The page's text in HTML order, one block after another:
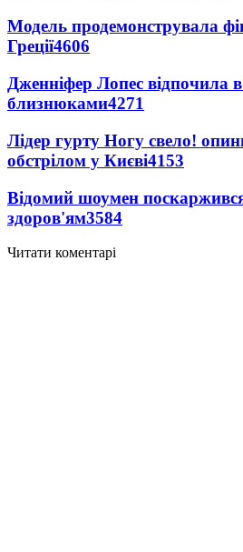
Модель продемонструвала
Греції4606
Дженніфер Лопес відпочила в
близнюками4271
Лідер гурту Ногу свело!
обстрілом у Києві4153
Відомий шоумен
здоров'ям3584
Читати коментарі